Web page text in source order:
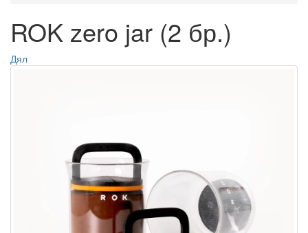
ROK zero jar (2 бр.)
Дял